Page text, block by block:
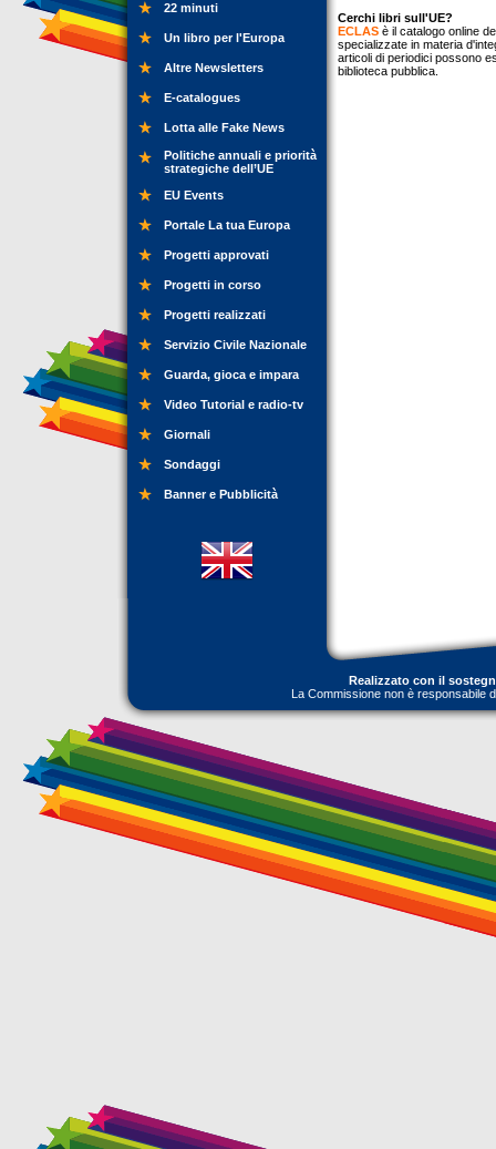
22 minuti
Un libro per l'Europa
Altre Newsletters
E-catalogues
Lotta alle Fake News
Politiche annuali e priorità
strategiche dell’UE
EU Events
Portale La tua Europa
Progetti approvati
Progetti in corso
Progetti realizzati
Servizio Civile Nazionale
Guarda, gioca e impara
Video Tutorial e radio-tv
Giornali
Sondaggi
Banner e Pubblicità
Cerchi libri sull'UE?
ECLAS è il catalogo online
specializzate in materia
articoli di periodici possono
biblioteca pubblica.
Realizzato con il
La Commissione non è responsabile